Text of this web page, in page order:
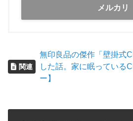
メルカリ
関連
無印良品の傑作「壁掛式
した話。家に眠っている
ー】